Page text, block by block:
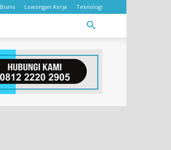
Bisnis Lowongan Kerja Teknologi